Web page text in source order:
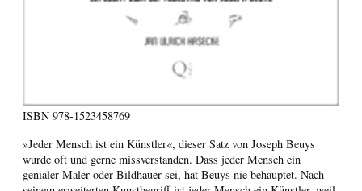
ISBN 978-1523458769
»Jeder Mensch ist ein Künstler«, dieser Satz von Joseph Beuys
wurde oft und gerne missverstanden. Dass jeder Mensch ein
genialer Maler oder Bildhauer sei, hat Beuys nie behauptet. Nach